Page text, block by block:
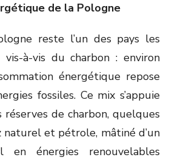
de la Pologne
reste l’un des pays les
à-vis du charbon : environ
énergétique repose
fossiles. Ce mix s’appuie
réserves de charbon, quelques
naturel et pétrole, mâtiné d’un
en énergies renouvelables